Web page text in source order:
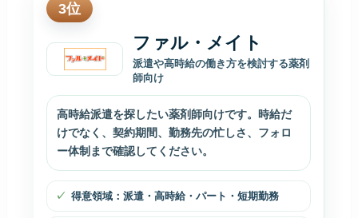
3位
ファル・メイト
派遣や高時給の働き方を検討する薬剤
師向け
高時給派遣を探したい薬剤師向けです。時給だ
けでなく、契約期間、勤務先の忙しさ、フォロ
ー体制まで確認してください。
得意領域：派遣・高時給・パート・短期勤務